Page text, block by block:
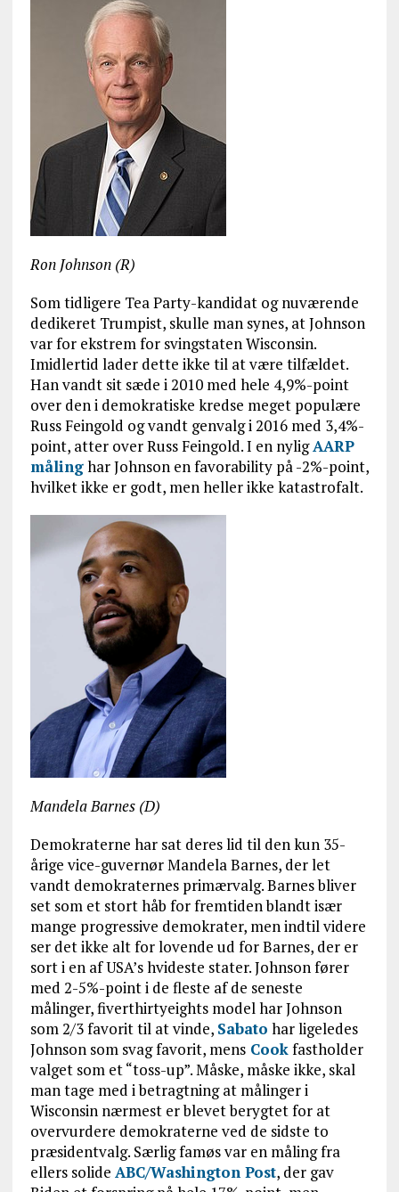
Ron Johnson (R)
Som tidligere Tea Party-kandidat og nuværende
dedikeret Trumpist, skulle man synes, at Johnson
var for ekstrem for svingstaten Wisconsin.
Imidlertid lader dette ikke til at være tilfældet.
Han vandt sit sæde i 2010 med hele 4,9%-point
over den i demokratiske kredse meget populære
Russ Feingold og vandt genvalg i 2016 med 3,4%-
point, atter over Russ Feingold. I en nyligAARP
målinghar Johnson en favorability på -2%-point,
hvilket ikke er godt, men heller ikke katastrofalt.
Mandela Barnes (D)
Demokraterne har sat deres lid til den kun 35-
årige vice-guvernør Mandela Barnes, der let
vandt demokraternes primærvalg. Barnes bliver
set som et stort håb for fremtiden blandt især
mange progressive demokrater, men indtil videre
ser det ikke alt for lovende ud for Barnes, der er
sort i en af USA’s hvideste stater. Johnson fører
med 2-5%-point i de fleste af de seneste
målinger, fiverthirtyeights model har Johnson
som 2/3 favorit til at vinde, Sabato har ligeledes
Johnson som svag favorit, mensCookfastholder
valget som et “toss-up”. Måske, måske ikke, skal
man tage med i betragtning at målinger i
Wisconsin nærmest er blevet berygtet for at
overvurdere demokraterne ved de sidste to
præsidentvalg. Særlig famøs var en måling fra
ellers solide ABC/Washington Post, der gav